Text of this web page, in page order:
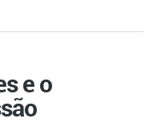
e o